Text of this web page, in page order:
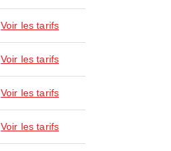
Voir les tarifs
Voir les tarifs
Voir les tarifs
Voir les tarifs